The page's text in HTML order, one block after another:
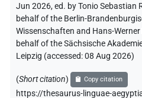
Harzbezeichungẖsꜣy.tgibt.
oder Harzbezeichungẖsꜣy.t
(Rezept pEbers Eb 655 =
5, 1946, 66 Anm. 5 trennt
déterminatifs M2, D3, N33
plante fraîche ou séchée
Jun 2026, ed. by Tonio Sebastian
behalf of the Berlin-
Wissenschaften and Hans-
behalf of the Sächsische
Leipzig (accessed:08 Aug 2026)
(Short citation) Copy citation
https://thesaurus-linguae-